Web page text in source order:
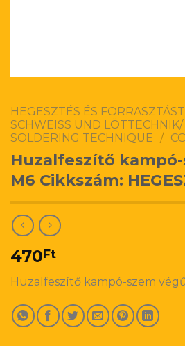
HEGESZTÉS ÉS
SCHWEISS UND
SOLDERING TECHNIQUE /
Huzalfeszítő
M6 Cikkszám:
470Ft
Huzalfeszítő kampó-szem